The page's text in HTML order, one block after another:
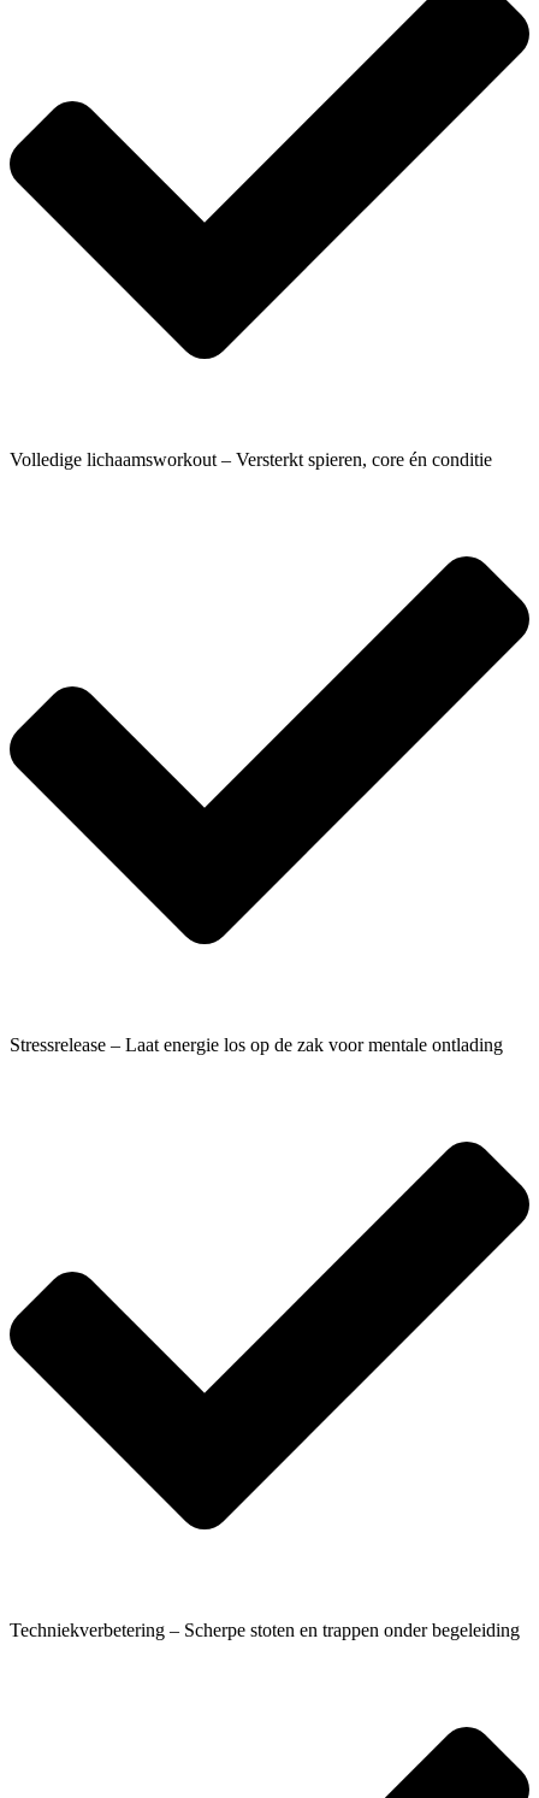
Volledige lichaamsworkout – Versterkt spieren, core én conditie
Stressrelease – Laat energie los op de zak voor mentale ontlading
Techniekverbetering – Scherpe stoten en trappen onder begeleiding